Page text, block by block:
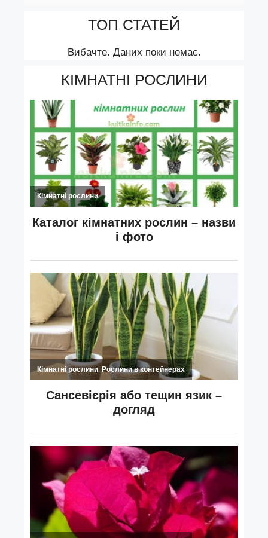
ТОП СТАТЕЙ
Вибачте. Даних поки немає.
КІМНАТНІ РОСЛИНИ